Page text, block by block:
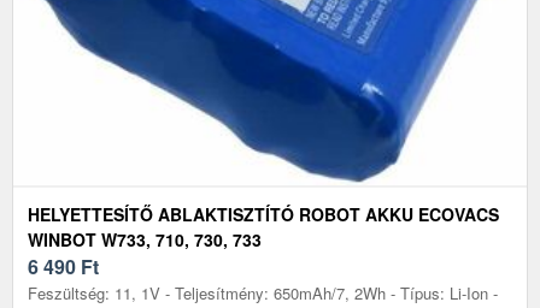
HELYETTESÍTŐ ABLAKTISZTÍTÓ ROBOT AKKU ECOVACS
WINBOT W733, 710, 730, 733
6 490 Ft
Feszültség: 11, 1V - Teljesítmény: 650mAh/7, 2Wh - Típus: Li-Ion -